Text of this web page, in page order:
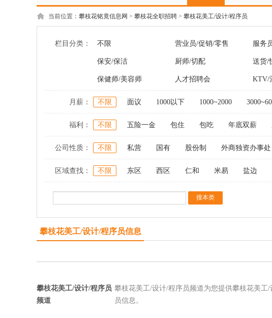
当前位置： 攀枝花铭竟信息网 > 攀枝花全职招聘 > 攀枝花美工/设计/程序员
栏目分类： 不限 营业员/促销/零售 服务
保安/保洁 厨师/切配 送货/
保健师/美容师 人才招聘会 KTV/
月薪： 不限 面议 1000以下 1000~2000
福利： 不限 五险一金 包住 包吃 年底双薪
公司性质： 不限 私营 国有 股份制 外商独资办事处
区域查找： 不限 东区 西区 仁和 米易 盐边
攀枝花美工/设计/程序员信息
攀枝花美工/设计/程序员
频道
攀枝花美工/设计/程序员频道为您提供攀枝花美
员信息。